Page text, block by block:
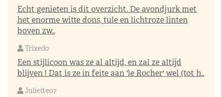
Echt genieten is dit overzicht. De avondjurk met
het enorme witte dons, tule en lichtroze linten
boven zw..
Trixedo
Een stijlicoon was ze al altijd, en zal ze altijd
blijven ! Dat is ze in feite aan 'le Rocher' wel (tot h..
Juliette07